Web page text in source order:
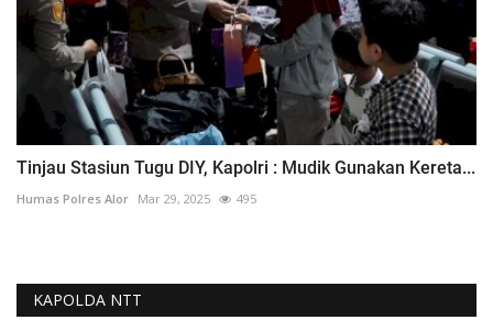
Tinjau Stasiun Tugu DIY, Kapolri : Mudik Gunakan Kereta...
Humas Polres Alor Mar 29, 2025 495
KAPOLDA NTT